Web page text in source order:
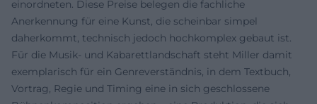
einordneten. Diese Preise belegen die fachliche
Anerkennung für eine Kunst, die scheinbar simpel
daherkommt, technisch jedoch hochkomplex gebaut ist.
Für die Musik- und Kabarettlandschaft steht Miller damit
exemplarisch für ein Genreverständnis, in dem Textbuch,
Vortrag, Regie und Timing eine in sich geschlossene